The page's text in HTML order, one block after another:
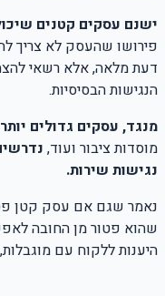
ישנם עסקים קטנים
פירושו שהעסק לא צריך
דעת מלאה, אלא רשאי
הנגישות הבסיסיות.
מנגד, עסקים גדולים יותר
מוסדות ציבור ועוד,
נגישות שירות.
נאמר שגם אם עסק קטן
שהוא פטור מן החובה
היענות ללקוח עם